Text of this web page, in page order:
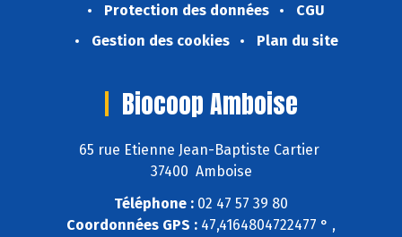
Protection des données
CGU
Gestion des cookies
Plan du site
Biocoop Amboise
65 rue Etienne Jean-Baptiste Cartier
37400 Amboise
Téléphone : 02 47 57 39 80
Coordonnées GPS : 47,4164804722477 ° ,